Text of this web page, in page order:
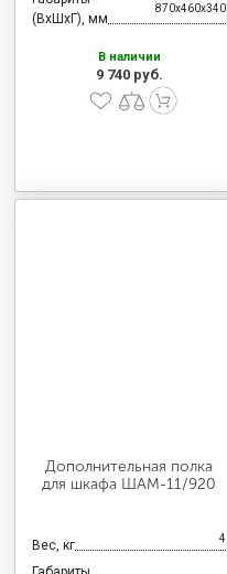
(ВхШхГ), мм
870x460x340
В наличии
9 740 руб.
Дополнительная полка
для шкафа ШАМ-11/920
Вес, кг 4